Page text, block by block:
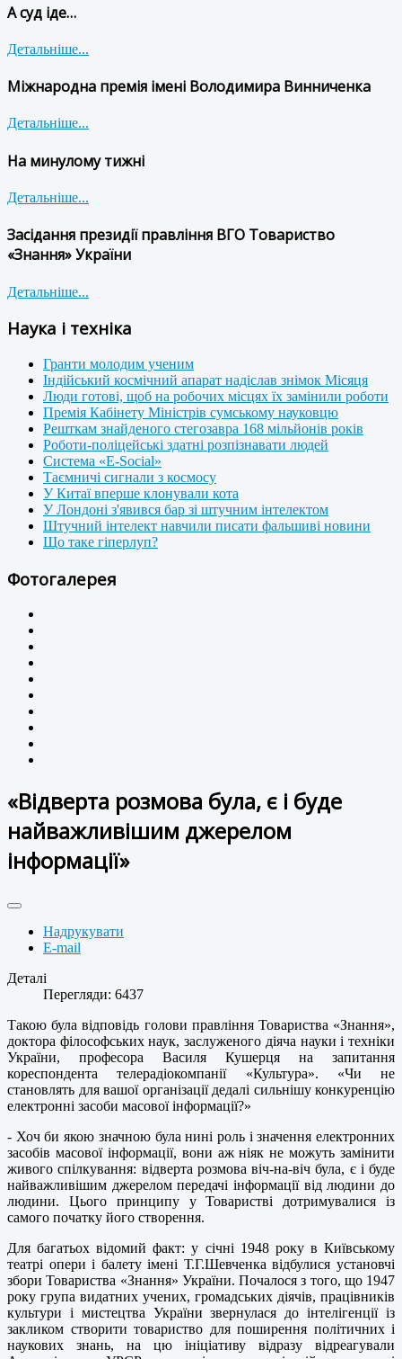
А суд іде…
Детальніше...
Міжнародна премія імені Володимира Винниченка
Детальніше...
На минулому тижні
Детальніше...
Засідання президії правління ВГО Товариство
«Знання» України
Детальніше...
Наука і техніка
Гранти молодим ученим
Індійський космічний апарат надіслав знімок Місяця
Люди готові, щоб на робочих місцях їх замінили роботи
Премія Кабінету Міністрів сумському науковцю
Решткам знайденого стегозавра 168 мільйонів років
Роботи-поліцейські здатні розпізнавати людей
Система «E-Social»
Таємничі сигнали з космосу
У Китаї вперше клонували кота
У Лондоні з'явився бар зі штучним інтелектом
Штучний інтелект навчили писати фальшиві новини
Що таке гіперлуп?
Фотогалерея
«Відверта розмова була, є і буде
найважливішим джерелом
інформації»
Надрукувати
E-mail
Деталі
Перегляди: 6437
Такою була відповідь голови правління Товариства «Знання»,
доктора філософських наук, заслуженого діяча науки і техніки
України, професора Василя Кушерця на запитання
кореспондента телерадіокомпанії «Культура». «Чи не
становлять для вашої організації дедалі сильнішу конкуренцію
електронні засоби масової інформації?»
- Хоч би якою значною була нині роль і значення електронних
засобів масової інформації, вони аж ніяк не можуть замінити
живого спілкування: відверта розмова віч-на-віч була, є і буде
найважливішим джерелом передачі інформації від людини до
людини. Цього принципу у Товаристві дотримувалися із
самого початку його створення.
Для багатьох відомий факт: у січні 1948 року в Київському
театрі опери і балету імені Т.Г.Шевченка відбулися установчі
збори Товариства «Знання» України. Почалося з того, що 1947
року група видатних учених, громадських діячів, працівників
культури і мистецтва України звернулася до інтелігенції із
закликом створити товариство для поширення політичних і
наукових знань, на цю ініціативу відразу відреагували